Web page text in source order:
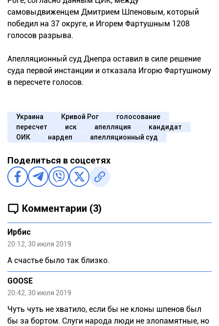
самовыдвиженцем Дмитрием Шпеновым, который
победил на 37 округе, и Игорем Фартушным 1208
голосов разрыва.
Апелляционный суд Днепра оставил в силе решение
суда первой инстанции и отказала Игорю Фартушному
в пересчете голосов.
Украина Кривой Рог
голосование
пересчет
иск апелляция
кандидат
ОИК
нардеп апелляционный суд
Поделиться в соцсетях
Комментарии (3)
Ирбис
20:12, 30 июля 2019
А счастье было так близко.
GOOSE
20:42, 30 июля 2019
Чуть чуть не хватило, если бы не клоны шпенов был
бы за бортом. Слуги народа люди не злопамятные, но